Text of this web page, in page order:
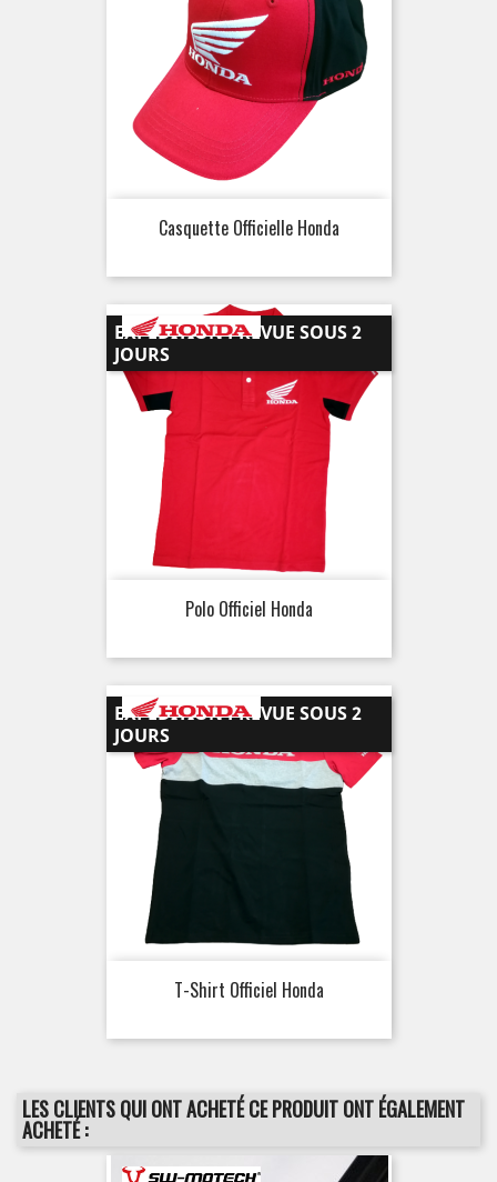
Casquette Officielle Honda
Polo Officiel Honda
EXPÉDITION PRÉVUE SOUS 2
JOURS
T-Shirt Officiel Honda
EXPÉDITION PRÉVUE SOUS 2
JOURS
LES CLIENTS QUI ONT ACHETÉ CE PRODUIT ONT ÉGALEMENT
ACHETÉ :